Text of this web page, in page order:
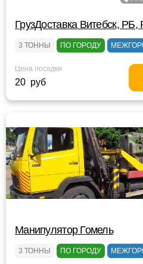
ГрузДоставка Витебск,
3 ТОННЫ ПО ГОРОДУ
Цена посадки
20 руб
Манипулятор Гомель
3 ТОННЫ ПО ГОРОДУ